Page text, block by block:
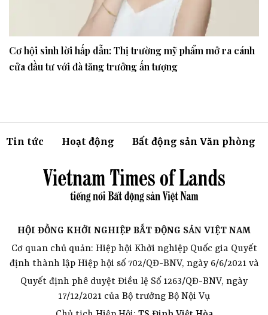
Cơ hội sinh lời hấp dẫn: Thị trường mỹ phẩm mở ra cánh
cửa đầu tư với đà tăng trưởng ấn tượng
Tin tức Hoạt động Bất động sản Văn phòng
HỘI ĐỒNG KHỞI NGHIỆP BẤT ĐỘNG SẢN VIỆT NAM
Cơ quan chủ quản: Hiệp hội Khởi nghiệp Quốc gia Quyết
định thành lập Hiệp hội số 702/QĐ-BNV, ngày 6/6/2021 và
Quyết định phê duyệt Điều lệ Số 1263/QĐ-BNV, ngày
17/12/2021 của Bộ trưởng Bộ Nội Vụ